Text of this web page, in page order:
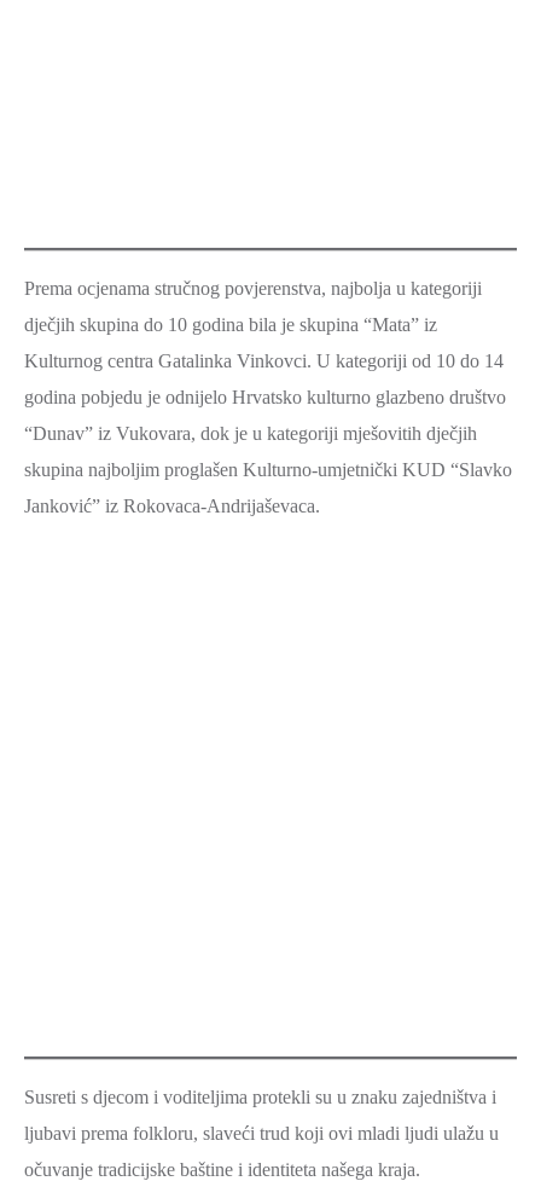
Prema ocjenama stručnog povjerenstva, najbolja u kategoriji
dječjih skupina do 10 godina bila je skupina “Mata” iz
Kulturnog centra Gatalinka Vinkovci. U kategoriji od 10 do 14
godina pobjedu je odnijelo Hrvatsko kulturno glazbeno društvo
“Dunav” iz Vukovara, dok je u kategoriji mješovitih dječjih
skupina najboljim proglašen Kulturno-umjetnički KUD “Slavko
Janković” iz Rokovaca-Andrijaševaca.
Susreti s djecom i voditeljima protekli su u znaku zajedništva i
ljubavi prema folkloru, slaveći trud koji ovi mladi ljudi ulažu u
očuvanje tradicijske baštine i identiteta našega kraja.